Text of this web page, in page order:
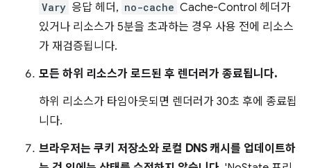
Vary 응답 헤더, no-cache Cache-Control 헤더가
있거나 리소스가 5분을 초과하는 경우 사용 전에 리소스
가 재검증됩니다.
모든 하위 리소스가 로드된 후 렌더러가 종료됩니다.
하위 리소스가 타임아웃되면 렌더러가 30초 후에 종료됩
니다.
브라우저는 쿠키 저장소와 로컬 DNS 캐시를 업데이트하